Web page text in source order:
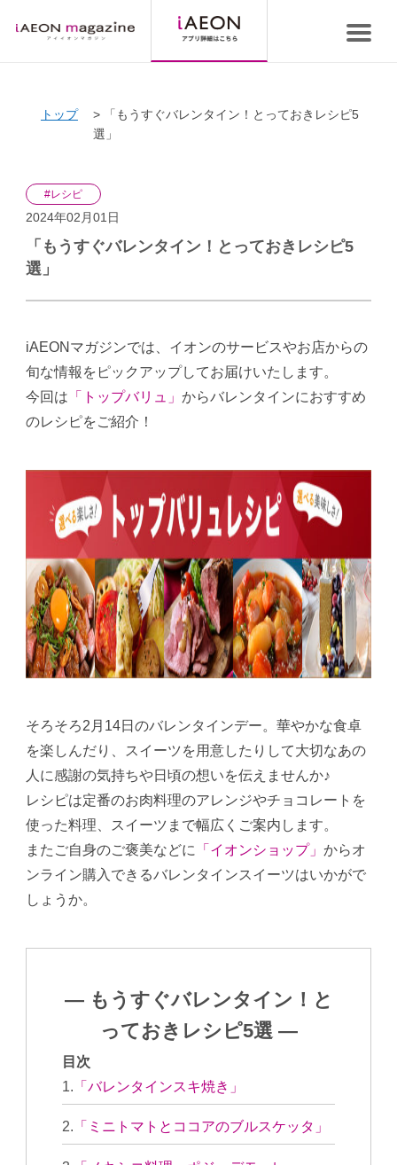
トップ
「もうすぐバレンタイン！とっておきレシピ5
選」
#レシピ
2024年02月01日
「もうすぐバレンタイン！とっておきレシピ5
選」
iAEONマガジンでは、イオンのサービスやお店からの
旬な情報をピックアップしてお届けいたします。
今回は 「トップバリュ」 からバレンタインにおすすめ
のレシピをご紹介！
そろそろ2月14日のバレンタインデー。華やかな食卓
を楽しんだり、スイーツを用意したりして大切なあの
人に感謝の気持ちや日頃の想いを伝えませんか♪
レシピは定番のお肉料理のアレンジやチョコレートを
使った料理、スイーツまで幅広くご案内します。
またご自身のご褒美などに 「イオンショップ」 からオ
ンライン購入できるバレンタインスイーツはいかがで
しょうか。
― もうすぐバレンタイン！と
っておきレシピ5選 ―
目次
「バレンタインスキ焼き」
「ミニトマトとココアのブルスケッタ」